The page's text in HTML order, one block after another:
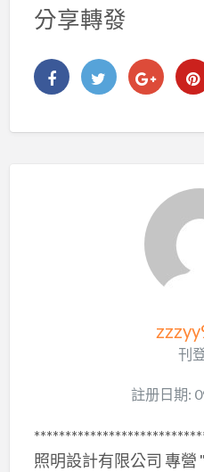
分享轉發
刊
註册日期:
照明設計有限公司 專營